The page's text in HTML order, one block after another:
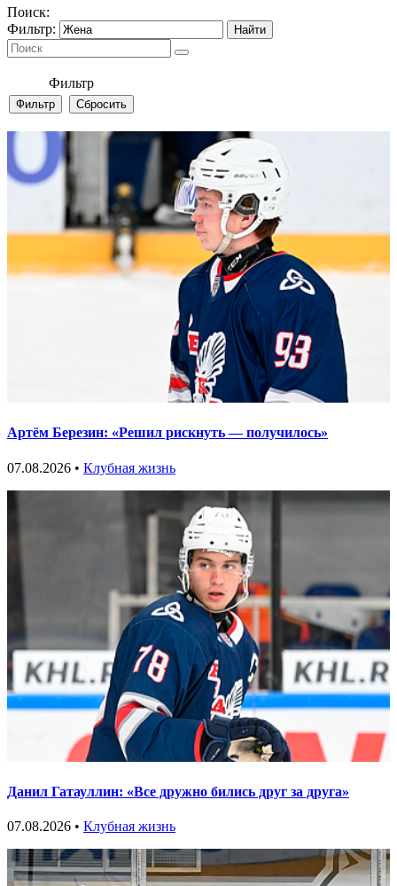
Поиск:
Фильтр:
Фильтр
Артём Березин: «Решил рискнуть — получилось»
07.08.2026 • Клубная жизнь
Данил Гатауллин: «Все дружно бились друг за друга»
07.08.2026 • Клубная жизнь